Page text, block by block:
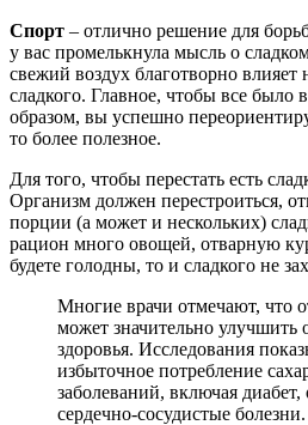
Спорт – отлично решение для
у вас промелькнула мысль о
свежий воздух благотворно влияет
сладкого. Главное, чтобы все было
образом, вы успешно
то более полезное.
Для того, чтобы перестать есть
Организм должен перестроиться,
порции (а может и нескольких)
рацион много овощей, отварную
будете голодны, то и сладкого не
Многие врачи отмечают, что
может значительно улучшить
здоровья. Исследования
избыточное потребление
заболеваний, включая
сердечно-сосудистые